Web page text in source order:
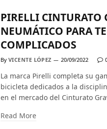
PIRELLI CINTURATO
NEUMÁTICO PARA
COMPLICADOS
By VICENTE LÓPEZ 20/09/2022
La marca Pirelli completa su
bicicleta dedicados a la
en el mercado del Cinturato
Read More